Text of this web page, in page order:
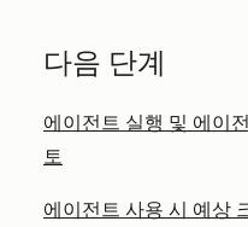
다음 단계
에이전트 실행 및 에이
토
에이전트 사용 시 예상